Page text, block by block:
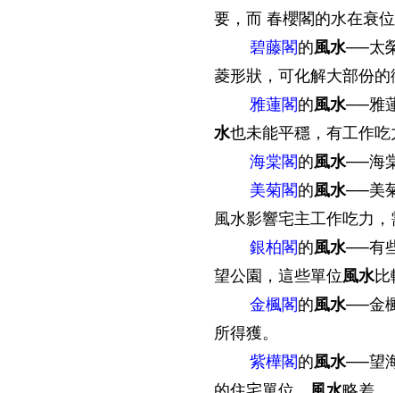
要，而 春櫻閣的水在衰
碧藤閣的風水──太
菱形狀，可化解大部份
雅蓮閣的風水──雅
水也未能平穩，有工作吃
海棠閣的風水──海
美菊閣的風水──美
風水影響宅主工作吃力，
銀柏閣的風水──有
望公園，這些單位風水比
金楓閣的風水──金
所得獲。
紫樺閣的風水──望